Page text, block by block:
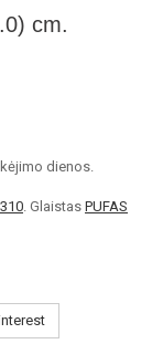
cm.
dienos.
. Glaistas PUFAS